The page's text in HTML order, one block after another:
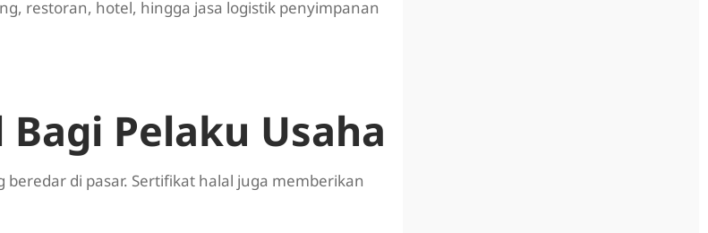
restoran, hotel, hingga jasa logistik penyimpanan
Pelaku Usaha
di pasar. Sertifikat halal juga memberikan